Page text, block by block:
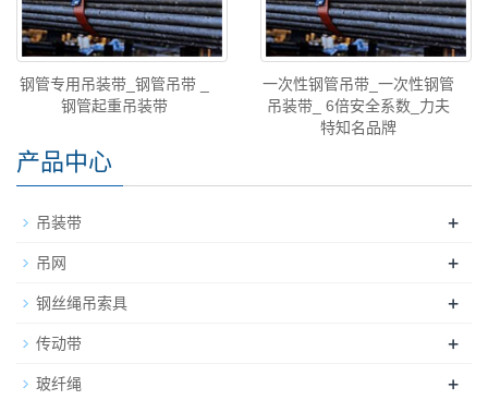
钢管专用吊装带_钢管吊带 _
钢管起重吊装带
一次性钢管吊带_一次性钢管
吊装带_ 6倍安全系数_力夫
特知名品牌
产品中心
吊装带 +
吊网 +
钢丝绳吊索具 +
传动带 +
玻纤绳 +